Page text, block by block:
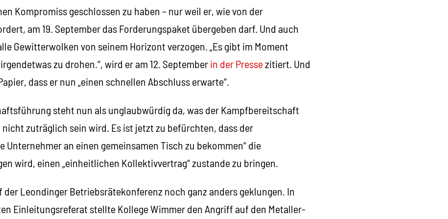
Kompromiss geschlossen zu haben – nur weil er, wie von der
am 19. September das Forderungspaket übergeben darf. Und auch
Gewitterwolken von seinem Horizont verzogen. „Es gibt im Moment
zu drohen.“, wird er am 12. Septemberin der Pressezitiert. Und
dass er nun „einen schnellen Abschluss erwarte“.
steht nun als unglaubwürdig da, was der Kampfbereitschaft
zuträglich sein wird. Es ist jetzt zu befürchten, dass der
Unternehmer an einen gemeinsamen Tisch zu bekommen“ die
wird, einen „einheitlichen Kollektivvertrag“ zustande zu bringen.
der Leondinger Betriebsrätekonferenz noch ganz anders geklungen. In
Einleitungsreferat stellte Kollege Wimmer den Angriff auf den Metaller-